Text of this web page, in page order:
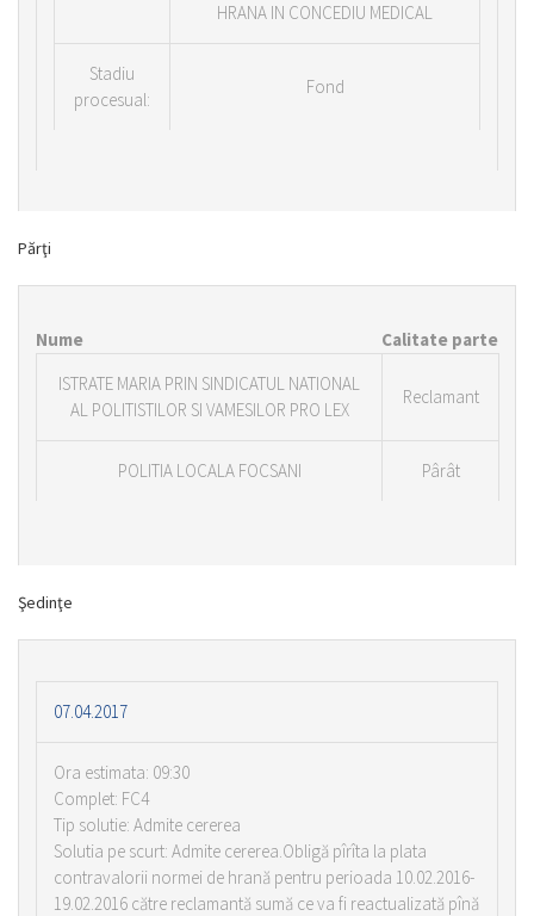
HRANA IN CONCEDIU MEDICAL
Stadiu
procesual:
Fond
Părţi
Nume
Calitate parte
ISTRATE MARIA PRIN SINDICATUL NATIONAL
AL POLITISTILOR SI VAMESILOR PRO LEX
Reclamant
POLITIA LOCALA FOCSANI Pârât
Şedinţe
07.04.2017
Ora estimata: 09:30
Complet: FC4
Tip solutie: Admite cererea
Solutia pe scurt: Admite cererea.Obligă pîrîta la plata
contravalorii normei de hrană pentru perioada 10.02.2016-
19.02.2016 către reclamantă sumă ce va fi reactualizată pînă